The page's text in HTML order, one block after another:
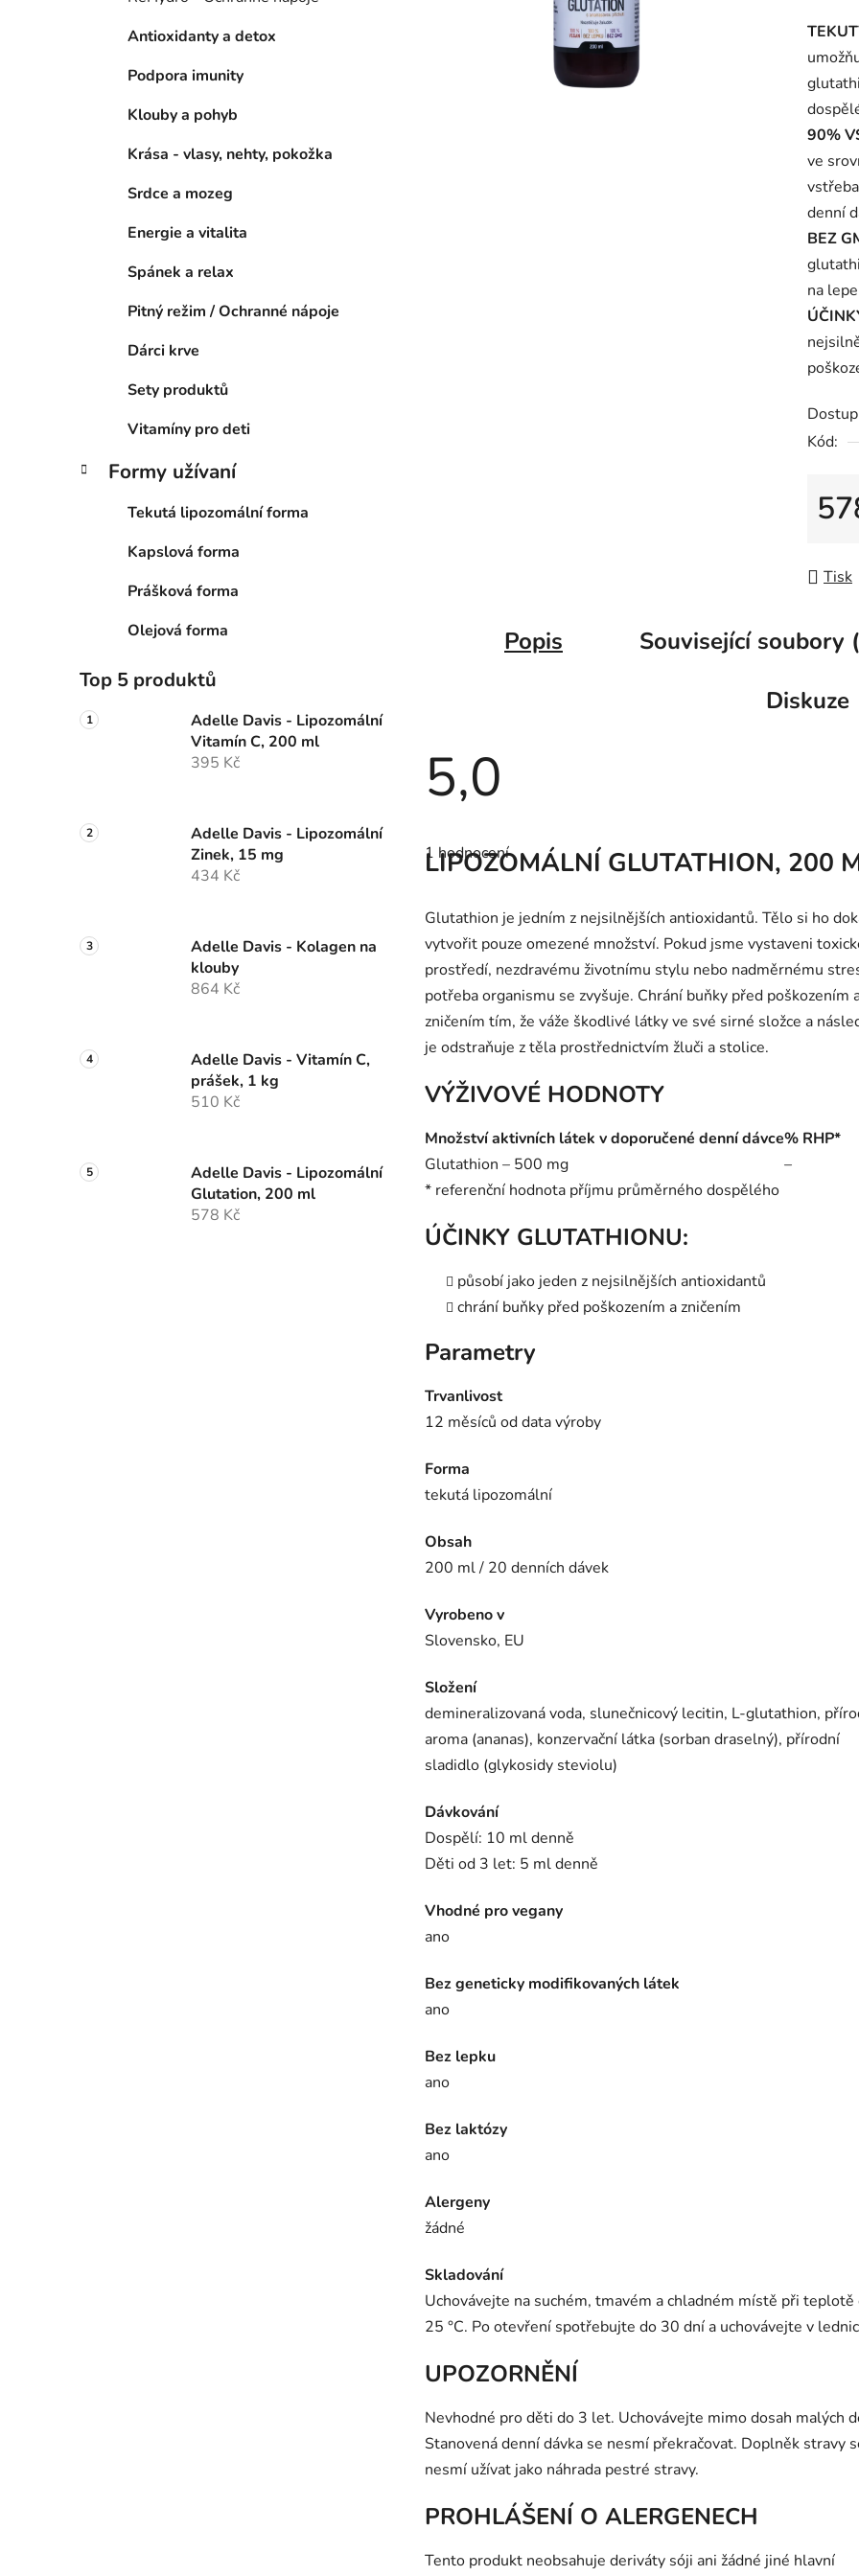
Antioxidanty a detox
Podpora imunity
Klouby a pohyb
Krása - vlasy, nehty, pokožka
Srdce a mozeg
Energie a vitalita
Spánek a relax
Pitný režim / Ochranné nápoje
Dárci krve
Sety produktů
Vitamíny pro deti
Formy užívaní
Tekutá lipozomální forma
Kapslová forma
Prášková forma
Olejová forma
Top 5 produktů
Adelle Davis - Lipozomální
Vitamín C, 200 ml
395 Kč
Adelle Davis - Lipozomální
Zinek, 15 mg
434 Kč
Adelle Davis - Kolagen na
klouby
864 Kč
Adelle Davis - Vitamín C,
prášek, 1 kg
510 Kč
Adelle Davis - Lipozomální
Glutation, 200 ml
578 Kč
je
5,0
z
5
90%
ve
denní
BEZ
na
Kód:
Tisk
Popis
Související soubory
Diskuze
5,0
produktu
je
5
hvězdiček.
1 hodnocení
LIPOZOMÁLNÍ GLUTATHION, 200
Glutathion je jedním z nejsilnějších antioxidantů. Tělo si ho
vytvořit pouze omezené množství. Pokud jsme vystaveni
prostředí, nezdravému životnímu stylu nebo nadměrnému
potřeba organismu se zvyšuje. Chrání buňky před poškozením
zničením tím, že váže škodlivé látky ve své sirné složce a
je odstraňuje z těla prostřednictvím žluči a stolice.
VÝŽIVOVÉ HODNOTY
Množství aktivních látek v doporučené denní dávce% RHP*
Glutathion – 500 mg
–
* referenční hodnota příjmu průměrného dospělého
ÚČINKY GLUTATHIONU:
působí jako jeden z nejsilnějších antioxidantů
chrání buňky před poškozením a zničením
Parametry
Trvanlivost
12 měsíců od data výroby
Forma
tekutá lipozomální
Obsah
200 ml / 20 denních dávek
Vyrobeno v
Slovensko, EU
Složení
demineralizovaná voda, slunečnicový lecitin, L-glutathion,
aroma (ananas), konzervační látka (sorban draselný), přírodní
sladidlo (glykosidy steviolu)
Dávkování
Dospělí: 10 ml denně
Děti od 3 let: 5 ml denně
Vhodné pro vegany
ano
Bez geneticky modifikovaných látek
ano
Bez lepku
ano
Bez laktózy
ano
Alergeny
žádné
Skladování
Uchovávejte na suchém, tmavém a chladném místě při teplotě
25 °C. Po otevření spotřebujte do 30 dní a uchovávejte v
UPOZORNĚNÍ
Nevhodné pro děti do 3 let. Uchovávejte mimo dosah malých
Stanovená denní dávka se nesmí překračovat. Doplněk stravy
nesmí užívat jako náhrada pestré stravy.
PROHLÁŠENÍ O ALERGENECH
Tento produkt neobsahuje deriváty sóji ani žádné jiné hlavní